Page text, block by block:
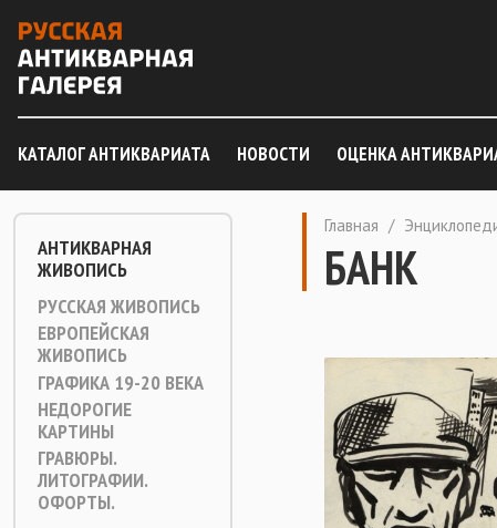
КАТАЛОГ АНТИКВАРИАТА НОВОСТИ ОЦЕНКА
АНТИКВАРНАЯ
ЖИВОПИСЬ
РУССКАЯ ЖИВОПИСЬ
ЕВРОПЕЙСКАЯ
ЖИВОПИСЬ
ГРАФИКА 19-20 ВЕКА
НЕДОРОГИЕ
КАРТИНЫ
ГРАВЮРЫ.
ЛИТОГРАФИИ.
ОФОРТЫ.
Главная /
БАНК